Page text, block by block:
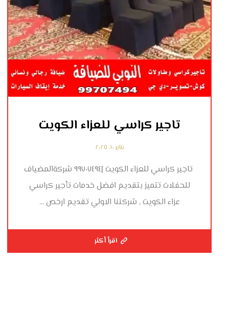
تاجير كراسي للعزاء الكويت
يناير ١٠, ٢٠٢٥
تاجير كراسي للعزاء الكويت |٩٩٧٠٧٤٩٤ شركةالمضياف
للحفلات تتميز بتقديم افضل خدمات تأجير كراسي
عزاء الكويت , شركتنا الاولي تقديم ارخص ...
اقرأ أكثر